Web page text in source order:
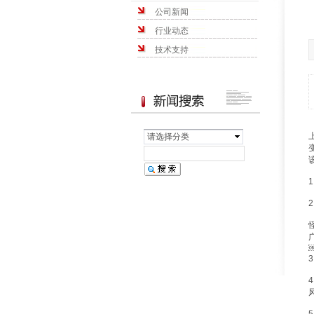
公司新闻
行业动态
技术支持
请选择分类